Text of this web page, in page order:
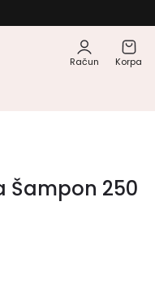
Račun Korpa
Šampon 250